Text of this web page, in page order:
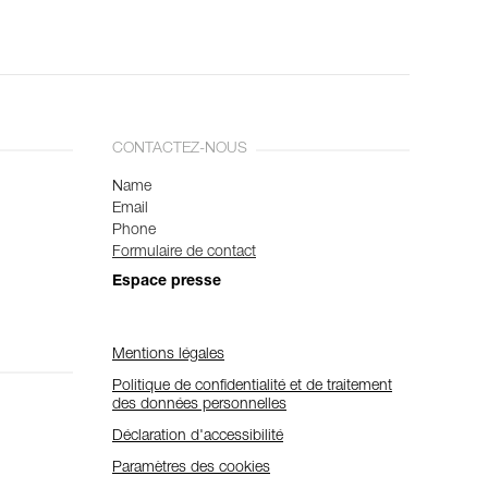
CONTACTEZ-NOUS
Name
Email
Phone
Formulaire de contact
Espace presse
Mentions légales
Politique de confidentialité et de traitement
des données personnelles
Déclaration d'accessibilité
Paramètres des cookies